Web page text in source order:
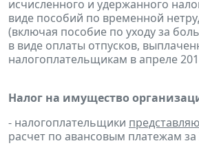
исчисленного и удержанного
виде пособий по временной
(включая пособие по уходу за
в виде оплаты отпусков,
налогоплательщикам в апреле
Налог на имущество
- налогоплательщики
расчет по авансовым платежам за